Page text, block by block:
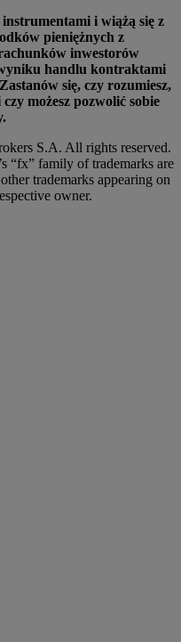
i wiążą się z
pieniężnych z
inwestorów
handlu kontraktami
się, czy rozumiesz,
możesz pozwolić sobie
S.A. All rights reserved.
“fx” family of trademarks are
trademarks appearing on
owner.